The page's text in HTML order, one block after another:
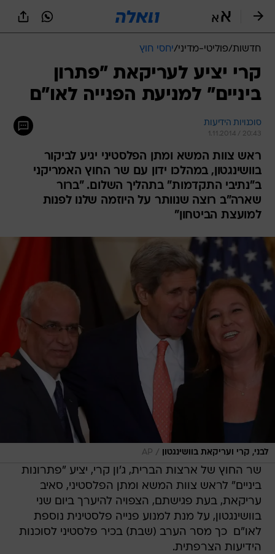
חדשות/פוליטי-מדיני/יחסי חוץ
קרי יציע לעריקאת "פתרון
ביניים" למניעת הפנייה לאו"ם
סוכנויות הידיעות
1.11.2014 / 20:43
ראש צוות המשא ומתן הפלסטיני יגיע לביקור
בוושינגטון, במהלכו ידון עם שר החוץ האמריקני
ב"נתיבי התקדמות" בתהליך השלום. "ברור
שארה"ב רוצה שנוותר על היוזמה שלנו לפנות
למועצת הביטחון"
לבני, קרי ועריקאת בוושינגטון /
AP
שר החוץ של ארצות הברית, ג'ון קרי, יציע "פתרונות
ביניים" לראש צוות המשא ומתן הפלסטיני, סאיב
עריקאת, בעת פגישתם, הצפויה להיערך ביום שני
בוושינגטון, על מנת למנוע פנייה פלסטינית נוספת
לאו"ם  כך מסר הערב (שבת) בכיר פלסטיני לסוכנות
הידיעות הצרפתית.